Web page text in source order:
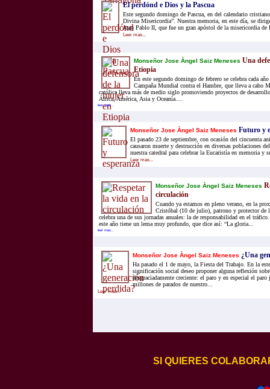
El perdónd e Dios y la Pascua
Este segundo domingo de Pascua, en del calendario
Divina Misericordia”. Nuestra memoria, en este día, se
Juan Pablo II, que fue un gran apóstol de la misericordia de
Leer mas...
Monseñor Jose Àngel Saiz Meneses Una
Etiopia
En este segundo domingo de febrero se celebra cada
Campaña Mundial contra el Hambre, que lleva a cabo
católica lleva más de medio siglo promoviendo proyectos de
África, América, Asia y Oceanía....
leer mas...
Monseñor Jose Àngel Saiz Meneses Futuro y
El pasado 23 de septiembre, con ocasión del cincuenta
causaron muerte y destrucción en diversas poblaciones
nuestra catedral para celebrar la Eucaristía en memoria y
Leer mas...
Monseñor Jose Àngel Saiz Meneses
circulación
Cuando ya estamos en pleno verano, en la
Cristóbal (10 de julio), patrono y protector de
celebra una de sus jornadas anuales: la de responsabilidad en el
este año tiene un lema muy profundo, que dice así: “La gloria...
leer mas...
Monseñor Jose Àngel Saiz Meneses ¿Una
Ha pasado el 1 de mayo, la Fiesta del Trabajo. En la
significación social deseo proponer alguna reflexión
desgraciadamente creciente: el paro y en especial el
millones de parados de nuestro...
Leer mas...
SI QUIERES